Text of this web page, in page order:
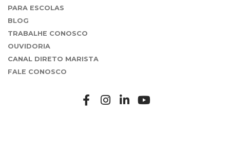
PARA ESCOLAS
BLOG
TRABALHE CONOSCO
OUVIDORIA
CANAL DIRETO MARISTA
FALE CONOSCO